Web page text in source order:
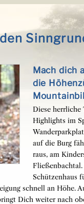
Mach dich
die
Diese herrliche
Highlights im
auf die Burg
raus, am
Fließenbachtal.
Schützenhaus
schnell an Höhe.
Dich weiter nach